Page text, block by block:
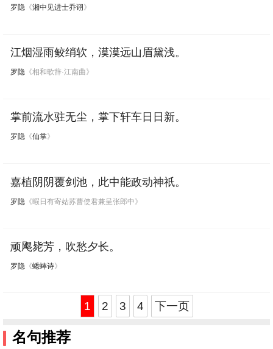
罗隐《湘中见进士乔诩 》
江烟湿雨鲛绡软，漠漠远山眉黛浅。
罗隐《相和歌辞·江南曲》
掌前流水驻无尘，掌下轩车日日新。
罗隐《仙掌》
嘉植阴阴覆剑池，此中能政动神祇。
罗隐 《暇日有寄姑苏曹使君兼呈张郎中》
顽飔毙芳，吹愁夕长。
罗隐 《蟋蟀诗》
1 2 3 4 下一页
名句推荐